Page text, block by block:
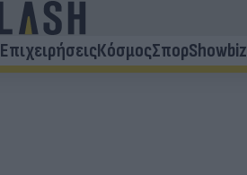
ΕπιχειρήσειςΚόσμοςΣπορShowbiz